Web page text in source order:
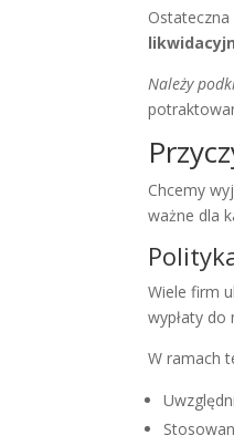
Należy
Chcemy
ważne dla
Wiele firm
wypłaty do
W ramach